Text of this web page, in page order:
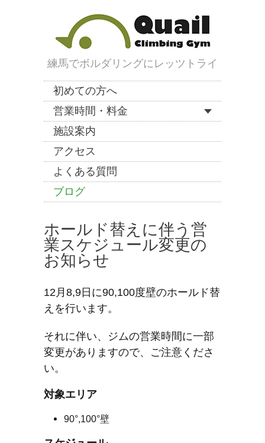
練馬でボルダリングにレッツトライ
初めての方へ
営業時間・料金
施設案内
アクセス
よくある質問
ブログ
ホールド替えに伴う営
業スケジュール変更の
お知らせ
12月8,9日に90,100度壁のホールド替
えを行います。
それに伴い、ジムの営業時間に一部
変更がありますので、ご注意くださ
い。
対象エリア
90°,100°壁